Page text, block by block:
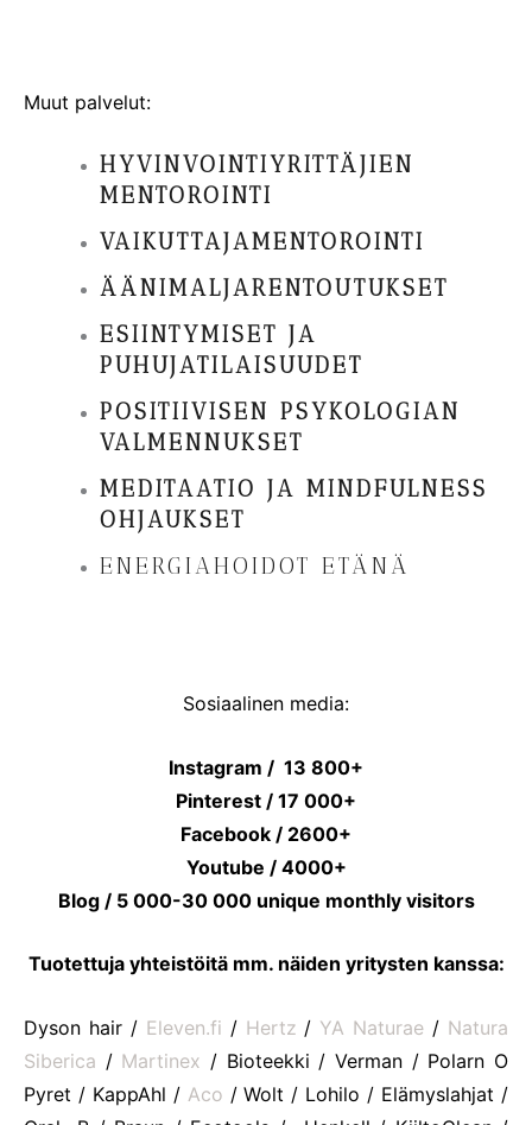
Muut palvelut:
HYVINVOINTIYRITTÄJIEN
MENTOROINTI
VAIKUTTAJAMENTOROINTI
ÄÄNIMALJARENTOUTUKSET
ESIINTYMISET JA
PUHUJATILAISUUDET
POSITIIVISEN PSYKOLOGIAN
VALMENNUKSET
MEDITAATIO JA MINDFULNESS
OHJAUKSET
ENERGIAHOIDOT ETÄNÄ
Sosiaalinen media:
Instagram / 13 800+
Pinterest / 17 000+
Facebook / 2600+
Youtube / 4000+
Blog / 5 000-30 000 unique monthly visitors
Tuotettuja yhteistöitä mm. näiden yritysten kanssa:
Dyson hair / Eleven.fi / Hertz / YA Naturae / Natura
Siberica / Martinex / Bioteekki / Verman / Polarn O
Pyret / KappAhl / Aco / Wolt / Lohilo / Elämyslahjat /